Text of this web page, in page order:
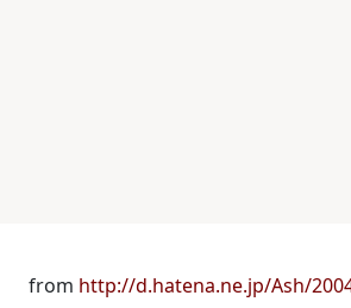
from http://d.hatena.ne.jp/Ash/